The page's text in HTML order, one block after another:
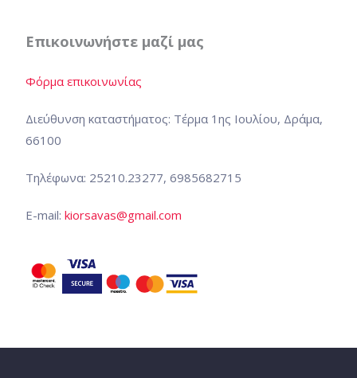
Επικοινωνήστε μαζί μας
Φόρμα επικοινωνίας
Διεύθυνση καταστήματος: Τέρμα 1ης Ιουλίου, Δράμα,
66100
Τηλέφωνα: 25210.23277, 6985682715
E-mail: kiorsavas@gmail.com